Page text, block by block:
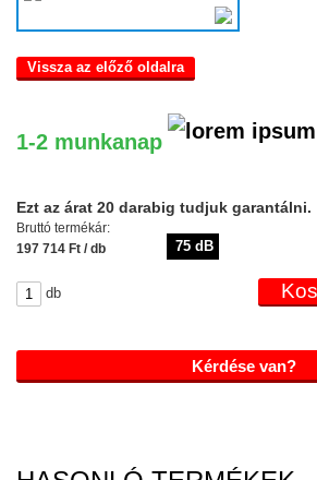
75 dB
Vissza az előző oldalra
1-2 munkanap
Ezt az árat 20 darabig tudjuk garantálni.
Bruttó termékár:
197 714 Ft / db
db
Kérdése van?